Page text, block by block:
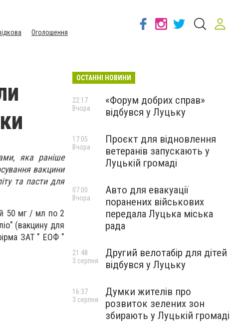
Оголошення
яка раніше
вакцини
та пасти для
50 мг / мл по 2
(вакцину для
ЗАТ " ЕОФ "
ОСТАННІ НОВИНИ
«Форум добрих справ»
відбувся у Луцьку
22:17
Вчора
Проєкт для відновлення
ветеранів запускають у
Луцькій громаді
17:05
Вчора
Авто для евакуації
поранених військових
передала Луцька міська
рада
07:00
Вчора
Другий велотабір для дітей
відбувся у Луцьку
21:48
3 серпня
Думки жителів про
розвиток зелених зон
збирають у Луцькій громаді
16:37
3 серпня